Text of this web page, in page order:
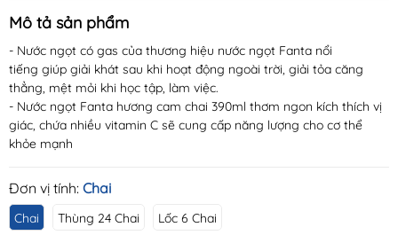
Mô tả sản phẩm
- Nước ngọt có gas của thương hiệu nước ngọt Fanta nổi
tiếng giúp giải khát sau khi hoạt động ngoài trời, giải tỏa căng
thẳng, mệt mỏi khi học tập, làm việc.
- Nước ngọt Fanta hương cam chai 390ml thơm ngon kích thích vị
giác, chứa nhiều vitamin C sẽ cung cấp năng lượng cho cơ thể
khỏe mạnh
Đơn vị tính: Chai
Chai Thùng 24 Chai Lốc 6 Chai